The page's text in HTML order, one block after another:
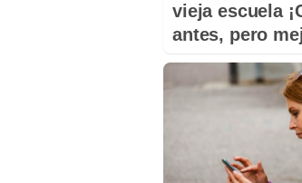
vieja escuela
antes, pero